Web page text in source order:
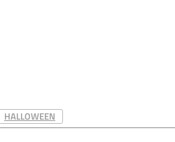
HALLOWEEN